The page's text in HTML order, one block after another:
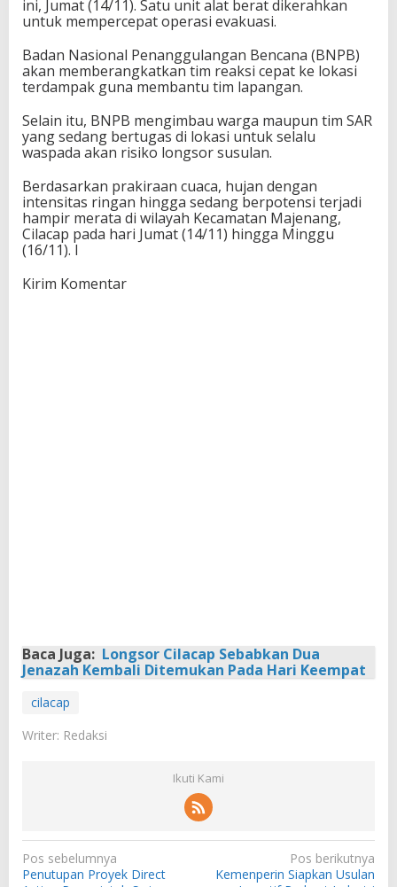
ini, Jumat (14/11). Satu unit alat berat dikerahkan
untuk mempercepat operasi evakuasi.
Badan Nasional Penanggulangan Bencana (BNPB)
akan memberangkatkan tim reaksi cepat ke lokasi
terdampak guna membantu tim lapangan.
Selain itu, BNPB mengimbau warga maupun tim SAR
yang sedang bertugas di lokasi untuk selalu
waspada akan risiko longsor susulan.
Berdasarkan prakiraan cuaca, hujan dengan
intensitas ringan hingga sedang berpotensi terjadi
hampir merata di wilayah Kecamatan Majenang,
Cilacap pada hari Jumat (14/11) hingga Minggu
(16/11). I
Kirim Komentar
Baca Juga: Longsor Cilacap Sebabkan Dua
Jenazah Kembali Ditemukan Pada Hari Keempat
cilacap
Writer: Redaksi
Ikuti Kami
N
Pos sebelumnya
Penutupan Proyek Direct
Pos berikutnya
Kemenperin Siapkan Usulan